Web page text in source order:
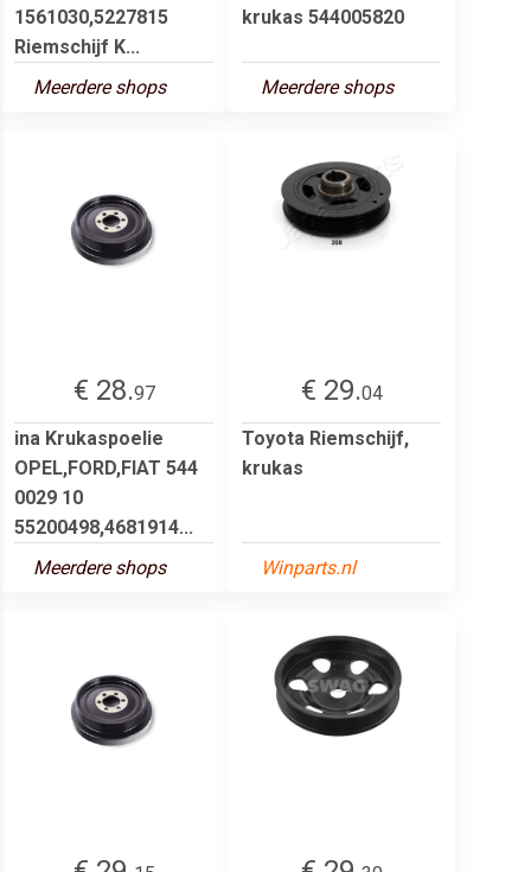
1561030,5227815
Riemschijf K...
Meerdere shops
krukas 544005820
Meerdere shops
€ 28.97
ina Krukaspoelie
OPEL,FORD,FIAT 544
0029 10
55200498,4681914...
Meerdere shops
€ 29.04
Toyota Riemschijf,
krukas
Winparts.nl